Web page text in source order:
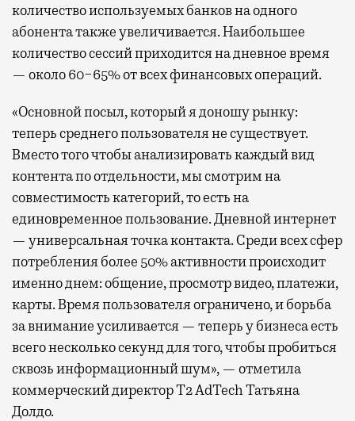
количество используемых банков на одного
абонента также увеличивается. Наибольшее
количество сессий приходится на дневное время
— около 60−65% от всех финансовых операций.
«Основной посыл, который я доношу рынку:
теперь среднего пользователя не существует.
Вместо того чтобы анализировать каждый вид
контента по отдельности, мы смотрим на
совместимость категорий, то есть на
единовременное пользование. Дневной интернет
— универсальная точка контакта. Среди всех сфер
потребления более 50% активности происходит
именно днем: общение, просмотр видео, платежи,
карты. Время пользователя ограничено, и борьба
за внимание усиливается — теперь у бизнеса есть
всего несколько секунд для того, чтобы пробиться
сквозь информационный шум», — отметила
коммерческий директор Т2 AdTech Татьяна
Долдо.